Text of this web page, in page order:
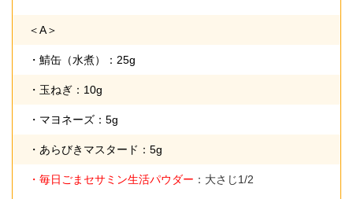
＜A＞
・鯖缶（水煮）：25g
・玉ねぎ：10g
・マヨネーズ：5g
・あらびきマスタード：5g
・毎日ごまセサミン生活パウダー ：大さじ1/2